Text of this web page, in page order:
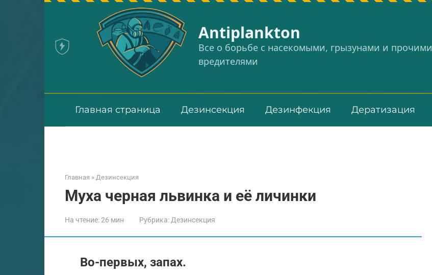
Аntiplankton
Все о борьбе с насекомыми, грызунами и прочими
вредителями
Главная страница Дезинсекция Дезинфекция Дератизация
Главная » Дезинсекция
Муха черная львинка и её личинки
На чтение:26 мин Рубрика: Дезинсекция
Во-первых, запах.